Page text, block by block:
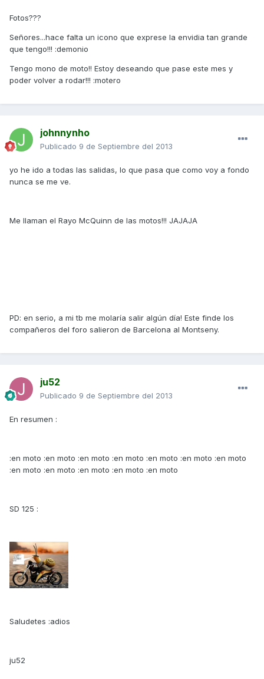
Fotos???
Señores...hace falta un icono que exprese la envidia tan grande
que tengo!!! :demonio
Tengo mono de moto!! Estoy deseando que pase este mes y
poder volver a rodar!!! :motero
johnnynho
Publicado 9 de Septiembre del 2013
yo he ido a todas las salidas, lo que pasa que como voy a fondo
nunca se me ve.
Me llaman el Rayo McQuinn de las motos!!! JAJAJA
PD: en serio, a mi tb me molaría salir algún día! Este finde los
compañeros del foro salieron de Barcelona al Montseny.
ju52
Publicado 9 de Septiembre del 2013
En resumen :
:en moto :en moto :en moto :en moto :en moto :en moto :en moto
:en moto :en moto :en moto :en moto :en moto
SD 125 :
Saludetes :adios
ju52